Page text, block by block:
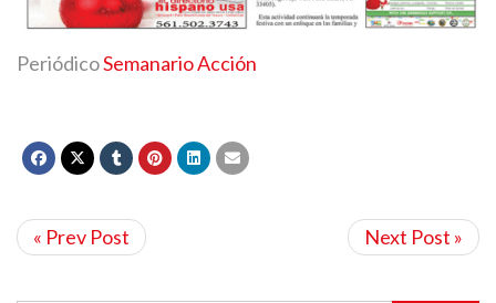
PeriódicoSemanario Acción
« Prev Post Next Post »